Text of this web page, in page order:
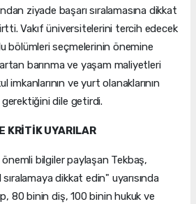
ziyade başarı sıralamasına dikkat
Vakıf üniversitelerini tercih edecek
bölümleri seçmelerinin önemine
barınma ve yaşam maliyetleri
imkanlarının ve yurt olanaklarının
dile getirdi.
KRİTİK UYARILAR
bilgiler paylaşan Tekbaş,
dikkat edin" uyarısında
80 binin diş, 100 binin hukuk ve